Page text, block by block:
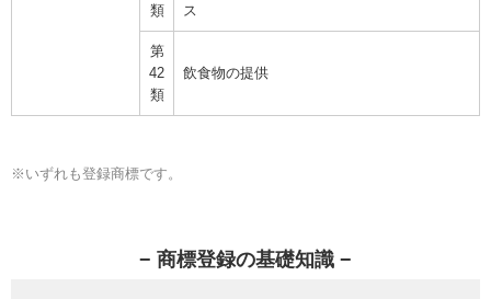
類
ス
第
42
類
飲食物の提供
※いずれも登録商標です。
− 商標登録の基礎知識 −